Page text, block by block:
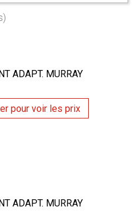
ADAPT. MURRAY
pour voir les prix
ADAPT. MURRAY